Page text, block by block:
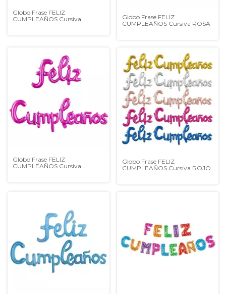
Globo Frase FELIZ
CUMPLEAÑOS Cursiva
Globo Frase FELIZ
CUMPLEAÑOS Cursiva ROSA
Globo Frase FELIZ
CUMPLEAÑOS Cursiva
Globo Frase FELIZ
CUMPLEAÑOS Cursiva ROJO